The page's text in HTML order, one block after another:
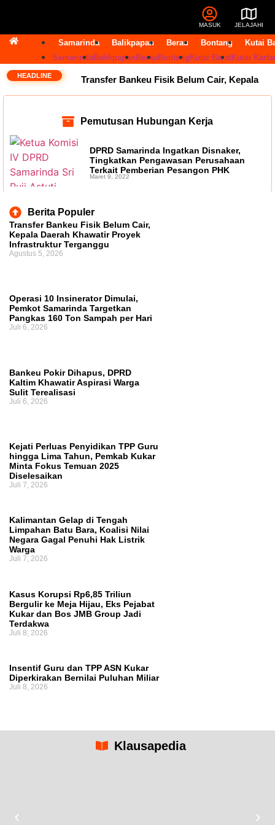
MASUK JELAJAHI
Samarinda Balikpapan Berau Bontang
Kutai
SamarindaBalikpapan Berau Bontang Kutai BaratKutai
HEADLINE Transfer Bankeu Fisik Belum Cair, Kepala
Terganggu 14 Jabatan Strategis Pemprov
Kaltim Masih Kosong, BKD Pastikan Dilakukan
Objektif dan Terukur
Samarinda Tegaskan Retribusi untuk Menjaga
Kajian Akademik, Bukan Sekadar Kesepakatan
DPRD Masih Tunggu Proses Administrasi
Pemutusan Hubungan Kerja
DPRD Samarinda Ingatkan Disnaker,
Tingkatkan Pengawasan Perusahaan
Terkait Pemberian Pesangon PHK
Maret 9, 2022
Berita Populer
Transfer Bankeu Fisik Belum Cair,
Kepala Daerah Khawatir Proyek
Infrastruktur Terganggu
Agustus 5, 2026
Operasi 10 Insinerator Dimulai,
Pemkot Samarinda Targetkan
Pangkas 160 Ton Sampah per Hari
Juli 6, 2026
Bankeu Pokir Dihapus, DPRD
Kaltim Khawatir Aspirasi Warga
Sulit Terealisasi
Juli 6, 2026
Kejati Perluas Penyidikan TPP Guru
hingga Lima Tahun, Pemkab Kukar
Minta Fokus Temuan 2025
Diselesaikan
Juli 7, 2026
Kalimantan Gelap di Tengah
Limpahan Batu Bara, Koalisi Nilai
Negara Gagal Penuhi Hak Listrik
Warga
Juli 7, 2026
Kasus Korupsi Rp6,85 Triliun
Bergulir ke Meja Hijau, Eks Pejabat
Kukar dan Bos JMB Group Jadi
Terdakwa
Juli 8, 2026
Insentif Guru dan TPP ASN Kukar
Diperkirakan Bernilai Puluhan Miliar
Juli 8, 2026
Klausapedia